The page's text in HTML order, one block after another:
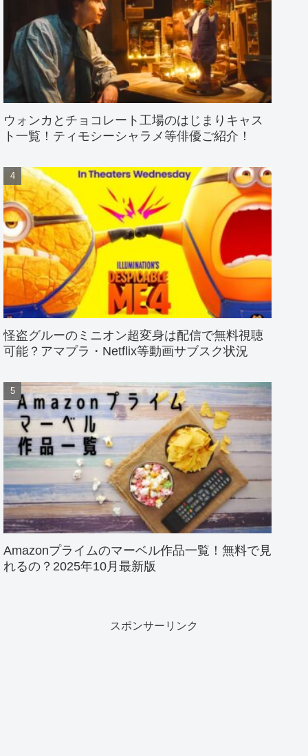
ウォンカとチョコレート工場のはじまりキャス
ト一覧！ティモシーシャラメ等俳優ご紹介！
怪盗グルーのミニオン超変身は配信で無料視聴
可能？アマプラ・Netflix等動画サブスク状況
Amazonプライムのマーベル作品一覧！無料で見
れるの？2025年10月最新版
スポンサーリンク